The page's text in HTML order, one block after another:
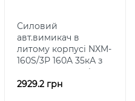
Силовий
авт.вимикач в
литому корпусі NXM-
160S/3Р 160A 35кА з
2929.2 грн